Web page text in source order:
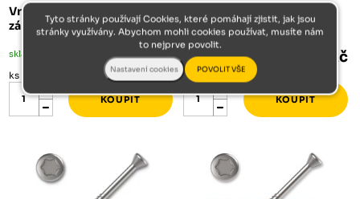
Vrut terasový 5,0x50
zápust.hl. TX25 A2 nerez
skladem 2,36 Kč
ks
zápust.hl. TX25 A4 nerez
skladem 3,74 Kč
ks
Tyto stránky používají Cookies, které pomáhají zjistit, jak jsou
stránky využívány. Abychom mohli cookies používat, musíte nám
to nejprve povolit.